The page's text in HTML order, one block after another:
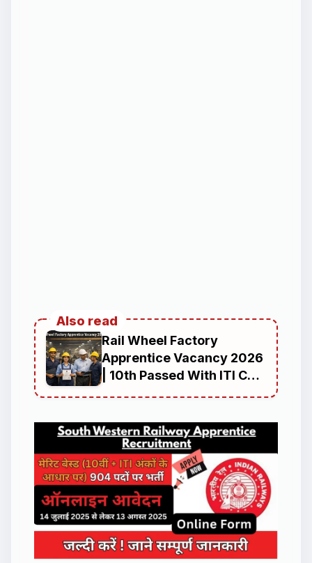
Also read
Rail Wheel Factory
Apprentice Vacancy 2026
| 10th Passed With ITI Can
Apply | Eligibility, Age
Process and Complete
Offline Application Guide